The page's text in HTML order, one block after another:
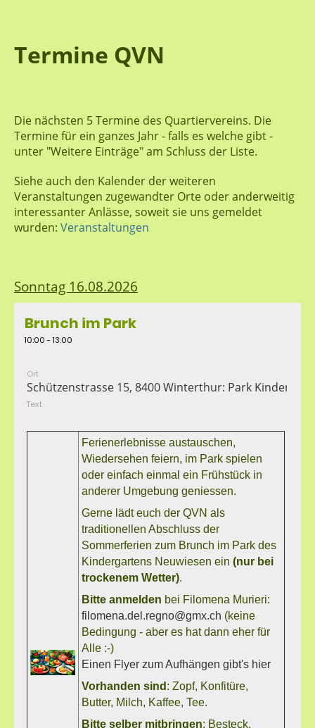
Termine QVN
Die nächsten 5 Termine des Quartiervereins. Die
Termine für ein ganzes Jahr - falls es welche gibt -
unter "Weitere Einträge" am Schluss der Liste.
Siehe auch den Kalender der weiteren
Veranstaltungen zugewandter Orte oder anderweitig
interessanter Anlässe, soweit sie uns gemeldet
wurden: Veranstaltungen
Sonntag 16.08.2026
Brunch im Park
10:00 - 13:00
Ort
Schützenstrasse 15, 8400 Winterthur: Park
Text
Ferienerlebnisse austauschen,
Wiedersehen feiern, im Park spielen
oder einfach einmal ein Frühstück in
anderer Umgebung geniessen.
Gerne lädt euch der QVN als
traditionellen Abschluss der
Sommerferien zum Brunch im Park des
Kindergartens Neuwiesen ein (nur bei
trockenem Wetter).
Bitte anmelden bei Filomena Murieri:
filomena.del.regno@gmx.ch (keine
Bedingung - aber es hat dann eher für
Alle :-)
Einen Flyer zum Aufhängen gibt's hier
Vorhanden sind : Zopf, Konfitüre,
Butter, Milch, Kaffee, Tee.
Bitte selber mitbringen: Besteck,